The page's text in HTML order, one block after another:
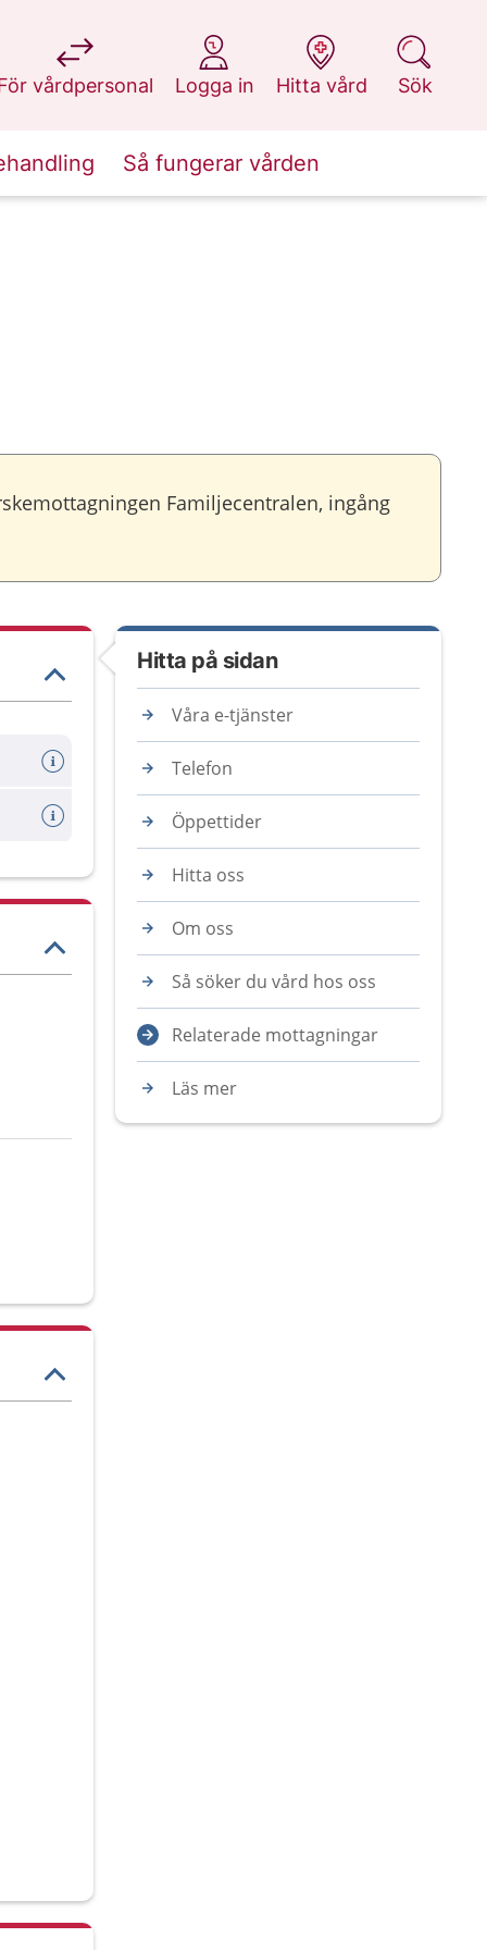
vårdpersonal
på 1177.se
Logga in
på 1177.se
Hitta vård
på 1177.se
Sök
på 1177.se
Så fungerar vården
Familjecentralen, ingång
Hitta på sidan
Våra e-tjänster
Telefon
Öppettider
Hitta oss
Om oss
Så söker du vård hos oss
Relaterade mottagningar
Läs mer